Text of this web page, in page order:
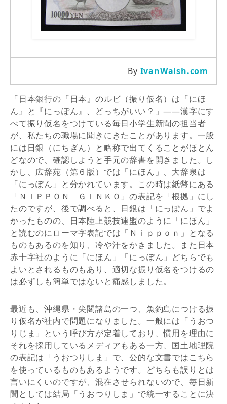
By IvanWalsh.com
「日本銀行の『日本』のルビ（振り仮名）は『にほ
ん』と『にっぽん』、どっちがいい？」――漢字にす
べて振り仮名をつけている毎日小学生新聞の担当者
が、私たちの職場に聞きにきたことがあります。一般
には日銀（にちぎん）と略称で出てくることがほとん
どなので、確認しようと手元の辞書を開きました。し
かし、広辞苑（第６版）では「にほん」、大辞泉は
「にっぽん」と分かれています。この時は紙幣にある
「ＮＩＰＰＯＮ ＧＩＮＫＯ」の表記を「根拠」にし
たのですが、後で調べると、日銀は「にっぽん」でよ
かったものの、日本陸上競技連盟のように「にほん」
と読むのにローマ字表記では「Ｎｉｐｐｏｎ」となる
ものもあるのを知り、冷や汗をかきました。また日本
赤十字社のように「にほん」「にっぽん」どちらでも
よいとされるものもあり、適切な振り仮名をつけるの
は必ずしも簡単ではないと痛感しました。
最近も、沖縄県・尖閣諸島の一つ、魚釣島につける振
り仮名が社内で問題になりました。一般には「うおつ
りじま」という呼び方が定着しており、慣用を理由に
それを採用しているメディアもある一方、国土地理院
の表記は「うおつりしま」で、公的な文書ではこちら
を使っているものもあるようです。どちらも誤りとは
言いにくいのですが、混在させられないので、毎日新
聞としては結局「うおつりしま」で統一することに決